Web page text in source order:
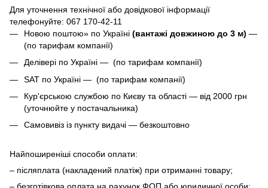
Для уточнення технічної або довідкової інформації
телефонуйте: 067 170-42-11
Новою поштою» по Україні (вантажі довжиною до 3 м) —
(по тарифам компанії)
Делівері по Україні — (по тарифам компанії)
SAT по Україні — (по тарифам компанії)
Кур'єрською службою по Києву та області — від 2000 грн
(уточнюйте у постачальника)
Самовивіз із пункту видачі — безкоштовно
Найпоширеніші способи оплати:
– післяплата (накладений платіж) при отриманні товару;